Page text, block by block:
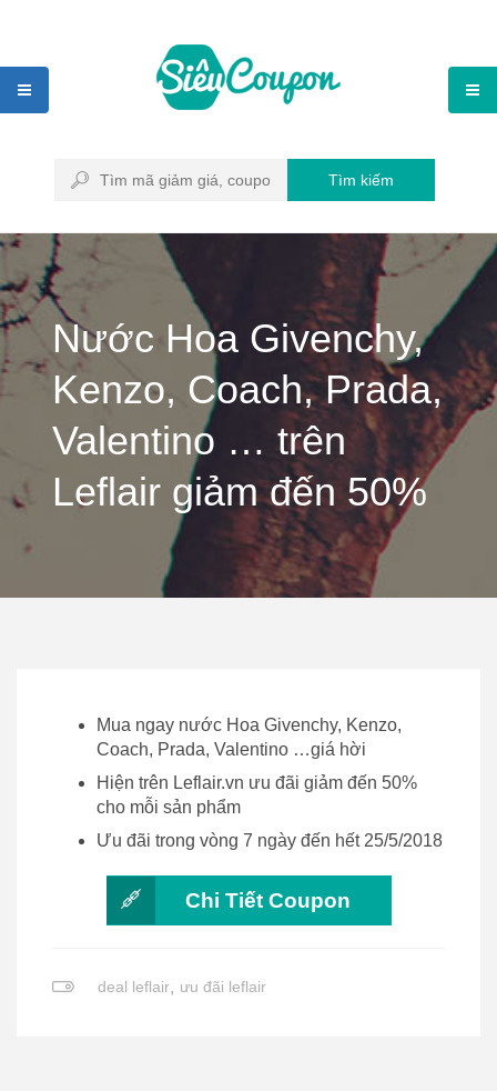
Tìm kiếm
Nước Hoa Givenchy,
Kenzo, Coach, Prada,
Valentino … trên
Leflair giảm đến 50%
Mua ngay nước Hoa Givenchy, Kenzo,
Coach, Prada, Valentino …giá hời
Hiện trên Leflair.vn ưu đãi giảm đến 50%
cho mỗi sản phẩm
Ưu đãi trong vòng 7 ngày đến hết 25/5/2018
Chi Tiết Coupon
deal leflair, ưu đãi leflair